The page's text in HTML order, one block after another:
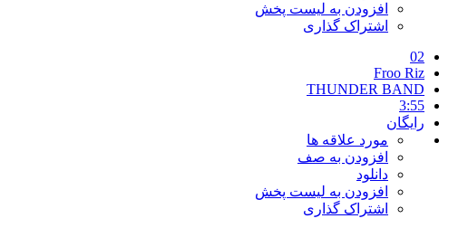
افزودن به لیست پخش
اشتراک گذاری
02
Froo Riz
THUNDER BAND
3:55
رایگان
مورد علاقه ها
افزودن به صف
دانلود
افزودن به لیست پخش
اشتراک گذاری